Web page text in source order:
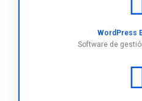
WordPress
Software de